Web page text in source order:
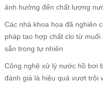
ảnh hưởng đến chất lượng
Các nhà khoa họa đã nghiên
pháp tạo hợp chất clo từ
sẳn trong tự nhiên
Công nghệ xử lý nước hồ bơi
đánh giá là hiệu quả vượt trội